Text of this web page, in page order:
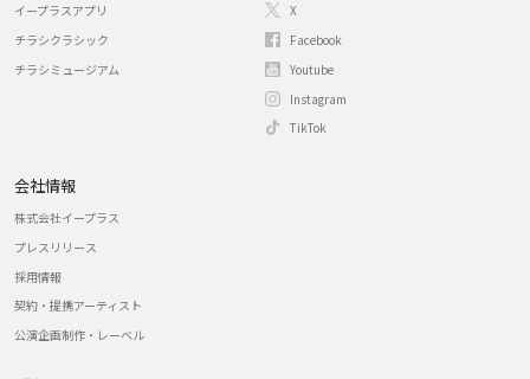
イープラスアプリ
チラシクラシック
チラシミュージアム
X
Facebook
Youtube
Instagram
TikTok
会社情報
株式会社イープラス
プレスリリース
採用情報
契約・提携アーティスト
公演企画制作・レーベル